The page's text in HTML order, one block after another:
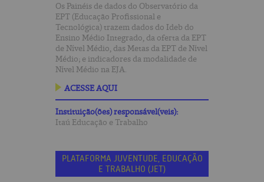
Os Painéis de dados do Observatório da
EPT (Educação Profissional e
Tecnológica) trazem dados do Ideb do
Ensino Médio Integrado, da oferta da EPT
de Nível Médio, das Metas da EPT de Nível
Médio; e indicadores da modalidade de
Nível Médio na EJA.
ACESSE AQUI
Instituição(ões) responsável(veis):
Itaú Educação e Trabalho
PLATAFORMA JUVENTUDE, EDUCAÇÃO
E TRABALHO (JET)